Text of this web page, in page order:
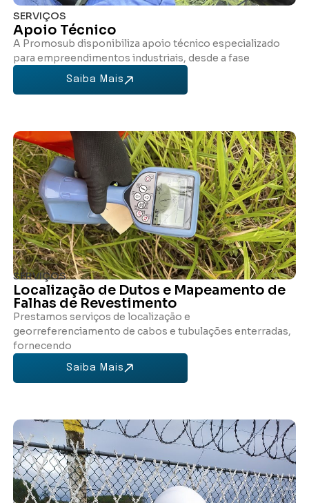
SERVIÇOS
Apoio Técnico
A Promosub disponibiliza apoio técnico especializado
para empreendimentos industriais, desde a fase
Saiba Mais
SERVIÇOS
Localização de Dutos e Mapeamento de
Falhas de Revestimento
Prestamos serviços de localização e
georreferenciamento de cabos e tubulações enterradas,
fornecendo
Saiba Mais